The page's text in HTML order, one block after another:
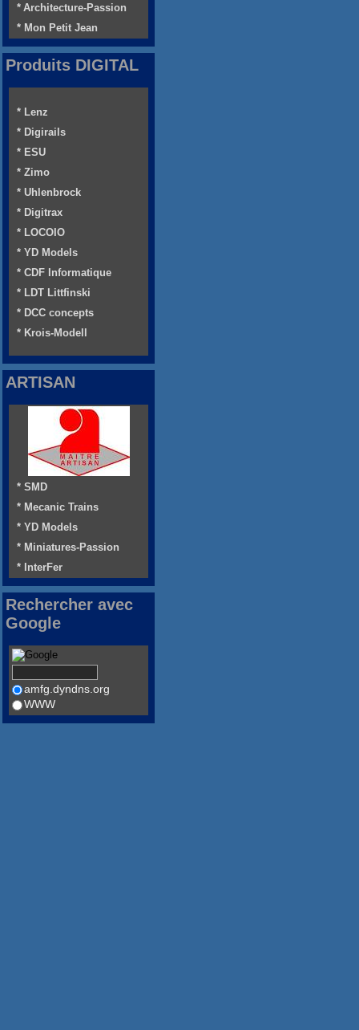
* Architecture-Passion
* Mon Petit Jean
Produits DIGITAL
* Lenz
* Digirails
* ESU
* Zimo
* Uhlenbrock
* Digitrax
* LOCOIO
* YD Models
* CDF Informatique
* LDT Littfinski
* DCC concepts
* Krois-Modell
ARTISAN
* SMD
* Mecanic Trains
* YD Models
* Miniatures-Passion
* InterFer
Rechercher avec
Google
amfg.dyndns.org
WWW